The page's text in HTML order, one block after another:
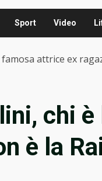
Sport Video
attrice ex
chi
è la